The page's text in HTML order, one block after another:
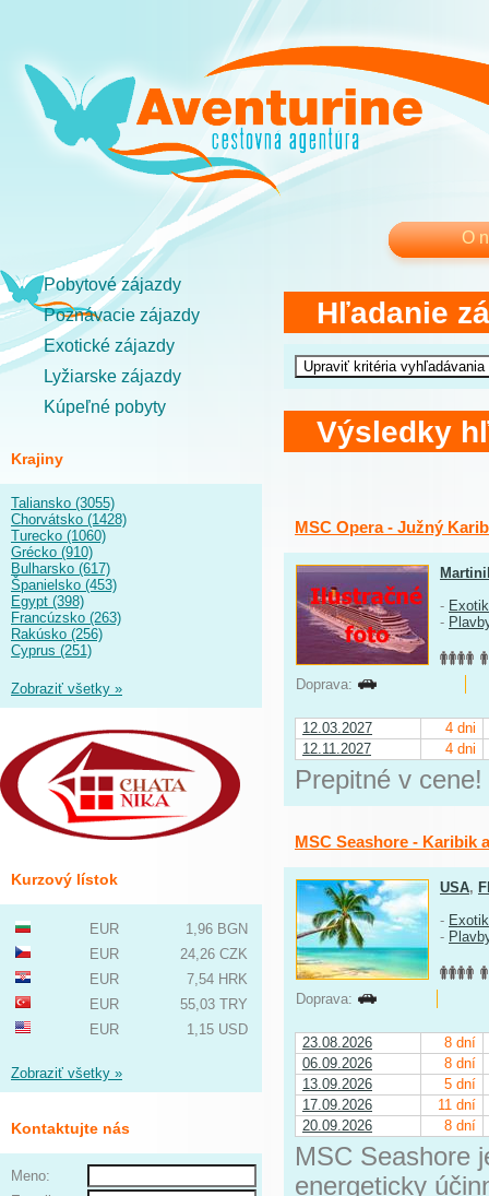
O
Pobytové zájazdy
Poznávacie zájazdy
Exotické zájazdy
Lyžiarske zájazdy
Kúpeľné pobyty
Krajiny
Taliansko (3055)
Chorvátsko (1428)
Turecko (1060)
Grécko (910)
Bulharsko (617)
Španielsko (453)
Egypt (398)
Francúzsko (263)
Rakúsko (256)
Cyprus (251)
Zobraziť všetky »
Kurzový lístok
EUR
1,96 BGN
EUR
24,26 CZK
EUR
7,54 HRK
EUR
55,03 TRY
EUR
1,15 USD
Zobraziť všetky »
Kontaktujte nás
Meno:
Hľadanie
Výsledky
MSC Opera - Južný
-
-
Doprava:
12.03.2027
4 dni
12.11.2027
4 dni
Prepitné v cene!
MSC Seashore - Karibik
USA,
-
-
Doprava:
23.08.2026
8 dní
06.09.2026
8 dní
13.09.2026
5 dní
17.09.2026
11 dní
20.09.2026
8 dní
MSC Seashore
energeticky